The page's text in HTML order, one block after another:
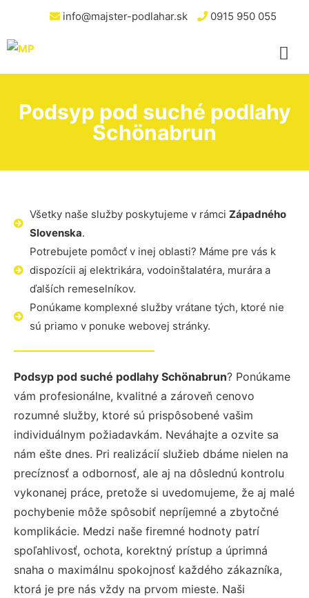
info@majster-podlahar.sk 0915 950 055
Podsyp pod suché podlahy
Schönabrun
Všetky naše služby poskytujeme v rámci Západného
Slovenska.
Potrebujete pomôcť v inej oblasti? Máme pre vás k
dispozícii aj elektrikára, vodoinštalatéra, murára a
ďalších remeselníkov.
Ponúkame komplexné služby vrátane tých, ktoré nie
sú priamo v ponuke webovej stránky.
Podsyp pod suché podlahy Schönabrun? Ponúkame
vám profesionálne, kvalitné a zároveň cenovo
rozumné služby, ktoré sú prispôsobené vašim
individuálnym požiadavkám. Neváhajte a ozvite sa
nám ešte dnes. Pri realizácií služieb dbáme nielen na
precíznosť a odbornosť, ale aj na dôslednú kontrolu
vykonanej práce, pretože si uvedomujeme, že aj malé
pochybenie môže spôsobiť nepríjemné a zbytočné
komplikácie. Medzi naše firemné hodnoty patrí
spoľahlivosť, ochota, korektný prístup a úprimná
snaha o maximálnu spokojnosť každého zákazníka,
ktorá je pre nás vždy na prvom mieste. Naši